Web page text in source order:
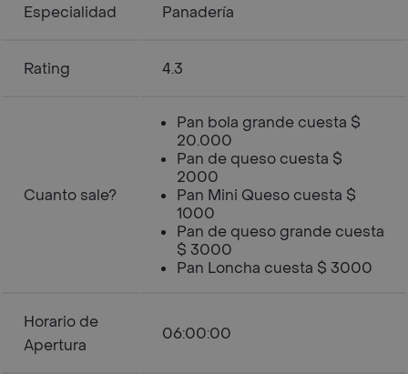
Especialidad Panadería
Rating 4.3
Cuanto sale?
Pan bola grande cuesta $
20.000
Pan de queso cuesta $
2000
Pan Mini Queso cuesta $
1000
Pan de queso grande cuesta
$ 3000
Pan Loncha cuesta $ 3000
Horario de
Apertura
06:00:00